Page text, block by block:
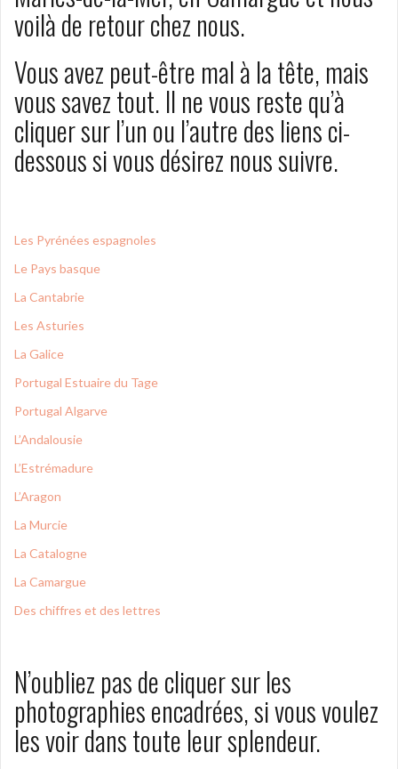
voilà de retour chez nous.
Vous avez peut-être mal à la tête, mais
vous savez tout. Il ne vous reste qu’à
cliquer sur l’un ou l’autre des liens ci-
dessous si vous désirez nous suivre.
Les Pyrénées espagnoles
Le Pays basque
La Cantabrie
Les Asturies
La Galice
Portugal Estuaire du Tage
Portugal Algarve
L’Andalousie
L’Estrémadure
L’Aragon
La Murcie
La Catalogne
La Camargue
Des chiffres et des lettres
N’oubliez pas de cliquer sur les
photographies encadrées, si vous voulez
les voir dans toute leur splendeur.